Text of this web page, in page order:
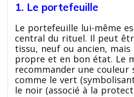
1. Le portefeuille
Le portefeuille lui-même
central du rituel. Il peut
tissu, neuf ou ancien,
propre et en bon état. Le
recommander une couleur
comme le vert
le noir (associé à la